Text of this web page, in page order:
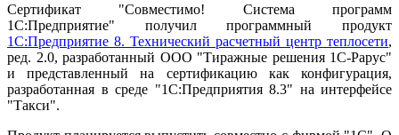
Сертификат "Совместимо! Система программ
1С:Предприятие" получил программный продукт
1С:Предприятие 8. Технический расчетный центр теплосети,
ред. 2.0, разработанный ООО "Тиражные решения 1С-Рарус"
и представленный на сертификацию как конфигурация,
разработанная в среде "1С:Предприятия 8.3" на интерфейсе
"Такси".